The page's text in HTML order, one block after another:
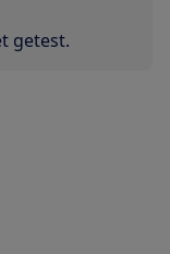
getest.